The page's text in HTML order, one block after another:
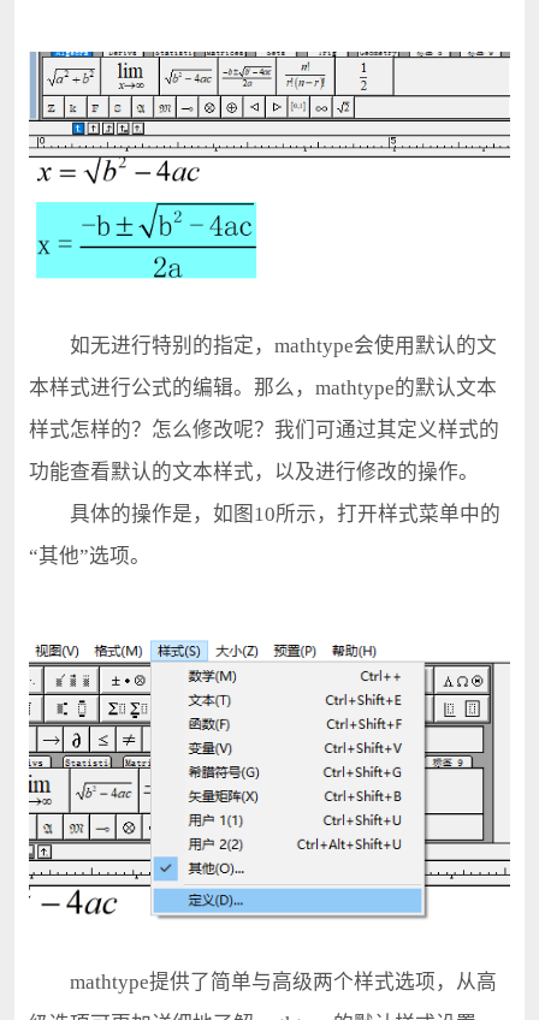
如无进行特别的指定，mathtype会使用默认的文
本样式进行公式的编辑。那么，mathtype的默认文本
样式怎样的？怎么修改呢？我们可通过其定义样式的
功能查看默认的文本样式，以及进行修改的操作。
具体的操作是，如图10所示，打开样式菜单中的
“其他”选项。
mathtype提供了简单与高级两个样式选项，从高